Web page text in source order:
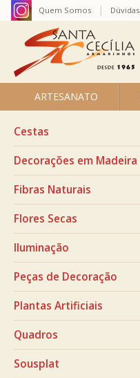
Quem Somos Dúvidas
ARTESANATO
Cestas
Decorações em Madeira
Fibras Naturais
Flores Secas
Iluminação
Peças de Decoração
Plantas Artificiais
Quadros
Sousplat